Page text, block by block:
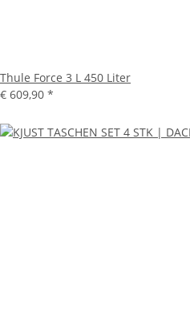
Thule Force 3 L 450 Liter
€ 609,90 *